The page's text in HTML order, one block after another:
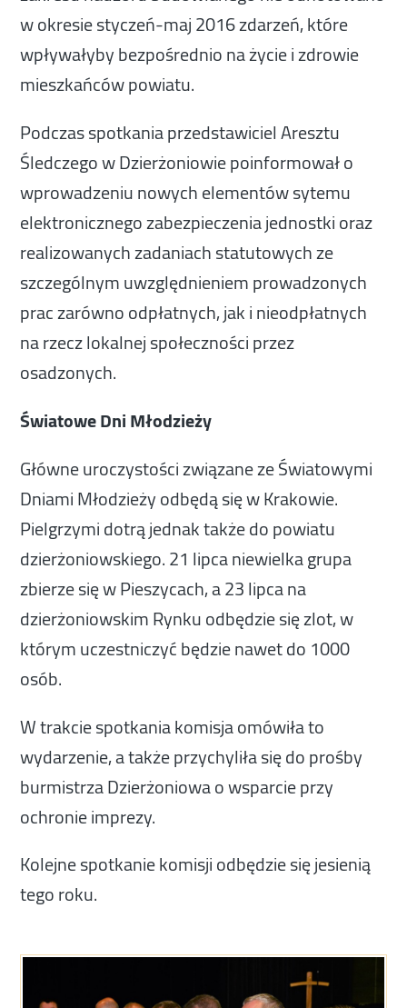
w okresie styczeń-maj 2016 zdarzeń, które
wpływałyby bezpośrednio na życie i zdrowie
mieszkańców powiatu.
Podczas spotkania przedstawiciel Aresztu
Śledczego w Dzierżoniowie poinformował o
wprowadzeniu nowych elementów sytemu
elektronicznego zabezpieczenia jednostki oraz
realizowanych zadaniach statutowych ze
szczególnym uwzględnieniem prowadzonych
prac zarówno odpłatnych, jak i nieodpłatnych
na rzecz lokalnej społeczności przez
osadzonych.
Światowe Dni Młodzieży
Główne uroczystości związane ze Światowymi
Dniami Młodzieży odbędą się w Krakowie.
Pielgrzymi dotrą jednak także do powiatu
dzierżoniowskiego. 21 lipca niewielka grupa
zbierze się w Pieszycach, a 23 lipca na
dzierżoniowskim Rynku odbędzie się zlot, w
którym uczestniczyć będzie nawet do 1000
osób.
W trakcie spotkania komisja omówiła to
wydarzenie, a także przychyliła się do prośby
burmistrza Dzierżoniowa o wsparcie przy
ochronie imprezy.
Kolejne spotkanie komisji odbędzie się jesienią
tego roku.